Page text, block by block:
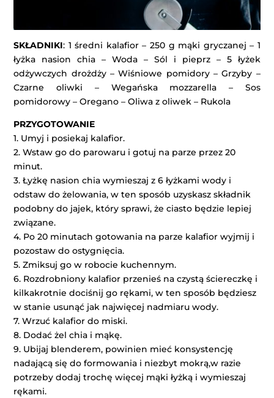
SKŁADNIKI: 1 średni kalafior – 250 g mąki gryczanej – 1
łyżka nasion chia – Woda – Sól i pieprz – 5 łyżek
odżywczych drożdży – Wiśniowe pomidory – Grzyby –
Czarne oliwki – Wegańska mozzarella – Sos
pomidorowy – Oregano – Oliwa z oliwek – Rukola
PRZYGOTOWANIE
1. Umyj i posiekaj kalafior.
2. Wstaw go do parowaru i gotuj na parze przez 20
minut.
3. Łyżkę nasion chia wymieszaj z 6 łyżkami wody i
odstaw do żelowania, w ten sposób uzyskasz składnik
podobny do jajek, który sprawi, że ciasto będzie lepiej
związane.
4. Po 20 minutach gotowania na parze kalafior wyjmij i
pozostaw do ostygnięcia.
5. Zmiksuj go w robocie kuchennym.
6. Rozdrobniony kalafior przenieś na czystą ściereczkę i
kilkakrotnie dociśnij go rękami, w ten sposób będziesz
w stanie usunąć jak najwięcej nadmiaru wody.
7. Wrzuć kalafior do miski.
8. Dodać żel chia i mąkę.
9. Ubijaj blenderem, powinien mieć konsystencję
nadającą się do formowania i niezbyt mokrą,w razie
potrzeby dodaj trochę więcej mąki łyżką i wymieszaj
rękami.